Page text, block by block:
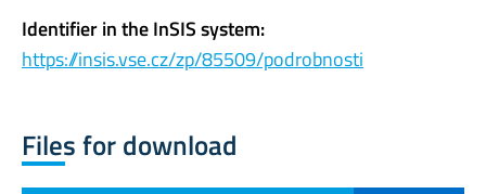
Identifier in the InSIS system:
https://insis.vse.cz/zp/85509/podrobnosti
Files for download